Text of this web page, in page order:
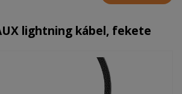
lightning kábel, fekete